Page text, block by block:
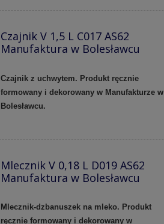
Czajnik V 1,5 L C017 AS62
Manufaktura w Bolesławcu
Czajnik z uchwytem. Produkt ręcznie
formowany i dekorowany w Manufakturze w
Bolesławcu.
Mlecznik V 0,18 L D019 AS62
Manufaktura w Bolesławcu
Mlecznik-dzbanuszek na mleko. Produkt
ręcznie formowany i dekorowany w